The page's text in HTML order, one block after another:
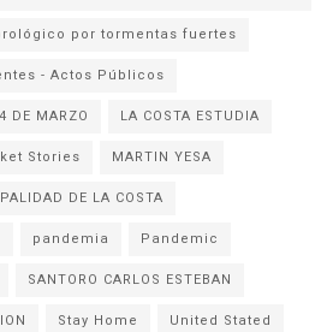
por tormentas fuertes
- Actos Públicos
DE MARZO
LA COSTA ESTUDIA
Stories
MARTIN YESA
DE LA COSTA
pandemia
Pandemic
SANTORO CARLOS ESTEBAN
Stay Home
United Stated